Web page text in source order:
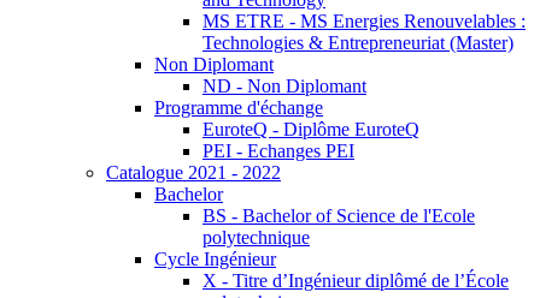
MS ETRE - MS Energies Renouvelables :
Technologies & Entrepreneuriat (Master)
Non Diplomant
ND - Non Diplomant
Programme d'échange
EuroteQ - Diplôme EuroteQ
PEI - Echanges PEI
Catalogue 2021 - 2022
Bachelor
BS - Bachelor of Science de l'Ecole
polytechnique
Cycle Ingénieur
X - Titre d’Ingénieur diplômé de l’École